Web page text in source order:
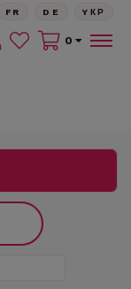
FR DE YКР
0